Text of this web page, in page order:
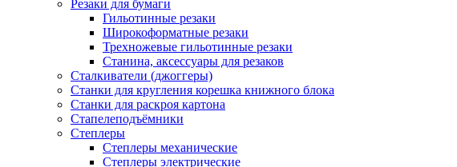
Резаки для бумаги
Гильотинные резаки
Широкоформатные резаки
Трехножевые гильотинные резаки
Станина, аксессуары для резаков
Сталкиватели (джоггеры)
Станки для кругления корешка книжного блока
Станки для раскроя картона
Стапелеподъёмники
Степлеры
Степлеры механические
Степлеры электрические